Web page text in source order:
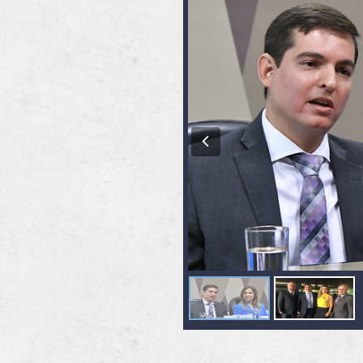
Previous